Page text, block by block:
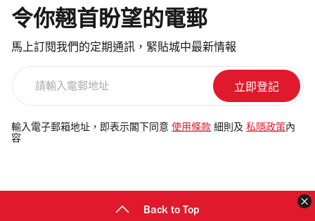
令你翹首盼望的電郵
馬上訂閱我們的定期通訊，緊貼城中最新情報
電
郵
輸入電子郵箱地址，即表示閣下同意 使用條款 細則及 私隱政策 內
容
Back to Top